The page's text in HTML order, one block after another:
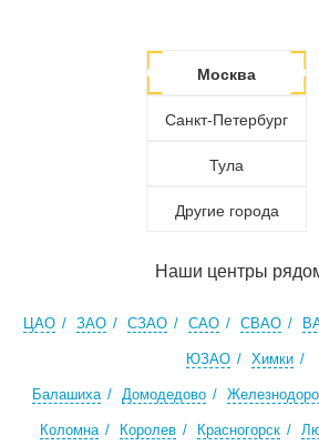
Москва
Санкт-Петербург
Тула
Другие города
Наши центры
ЦАО ЗАО СЗАО САО СВАО
ЮЗАО Химки
Балашиха Домодедово
Коломна Королев Красногорск